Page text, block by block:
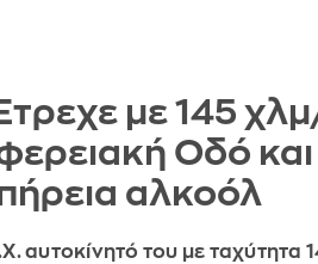
με 145
Οδό και
αλκοόλ
αυτοκίνητό του με ταχύτητα